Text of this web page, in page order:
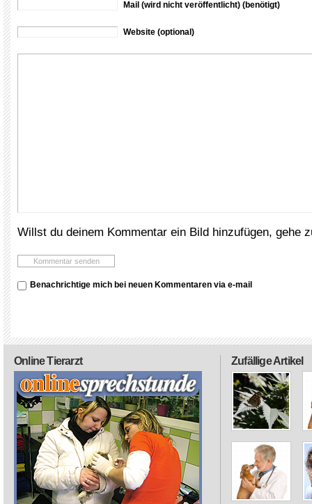
Mail (wird nicht veröffentlicht) (benötigt)
Website (optional)
Willst du deinem Kommentar ein Bild hinzufügen, gehe
Benachrichtige mich bei neuen Kommentaren via e-mail
Zufällige Artikel
Online Tierarzt